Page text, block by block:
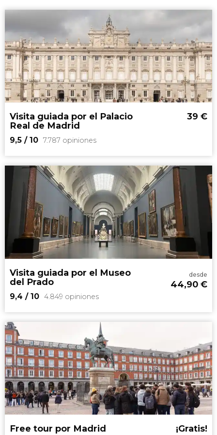
Visita guiada por el Palacio
Real de Madrid
9,5 / 10 7.787 opiniones
39 €


7.787 opiniones
visita guiada por el Palacio Real de
Madrid
palacio más grande de toda Europa
Occidental
Visita guiada por el Museo
del Prado
9,4 / 10 4.849 opiniones
desde
44,90 €
9,4


4.849 opiniones
Saltaos las colas
una de las
pinacotecas más importantes del mundo
visita guiada por el Museo del Prado en español
Free tour por Madrid ¡Gratis!